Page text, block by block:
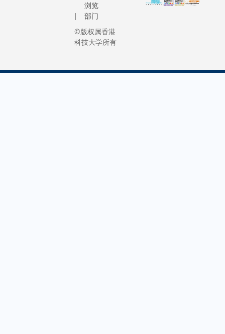
浏览
部门
©版权属香港
科技大学所有